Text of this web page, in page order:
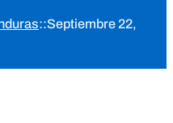
::Septiembre 22,